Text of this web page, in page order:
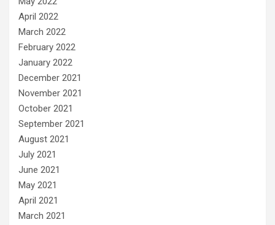
April 2022
March 2022
February 2022
January 2022
December 2021
November 2021
October 2021
September 2021
August 2021
July 2021
June 2021
May 2021
April 2021
March 2021